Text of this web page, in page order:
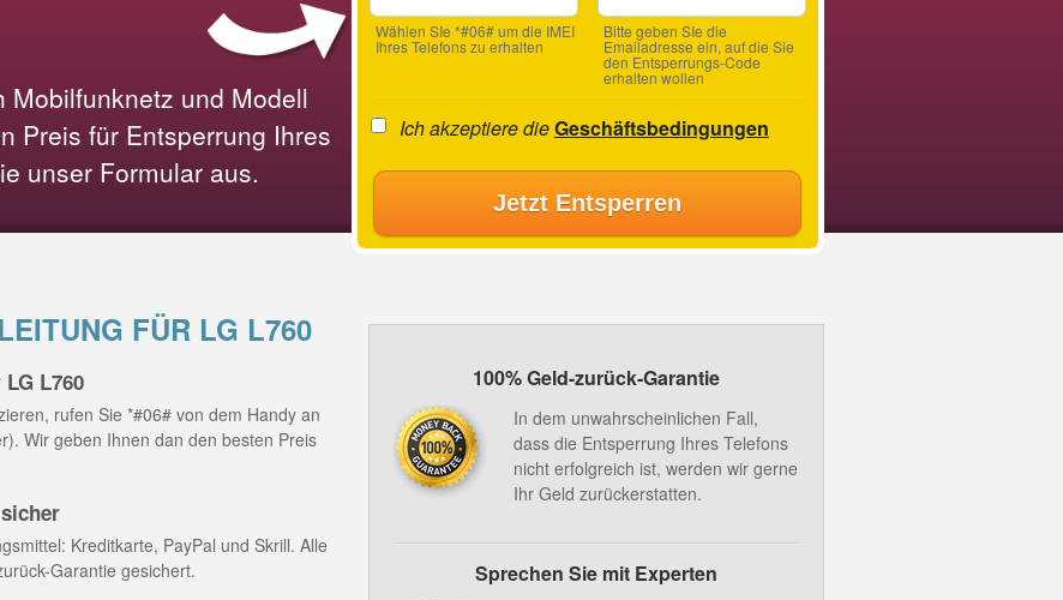
Wählen SIe *#06# um die IMEI
Ihres Telefons zu erhalten
Bitte geben SIe die
Emailadresse ein, auf die Sie
den Entsperrungs-Code
erhalten wollen
Ich akzeptiere dieGeschäftsbedingungen
Jetzt Entsperren
Mobilfunknetz und Modell
Preis für Entsperrung Ihres
unser Formular aus.
FÜR LG L760
L760
rufen Sie *#06# von dem Handy an
Wir geben Ihnen dan den besten Preis
Kreditkarte, PayPal und Skrill. Alle
Garantie gesichert.
100% Geld-zurück-Garantie
In dem unwahrscheinlichen Fall,
dass die Entsperrung Ihres Telefons
nicht erfolgreich ist, werden wir gerne
Ihr Geld zurückerstatten.
Sprechen Sie mit Experten